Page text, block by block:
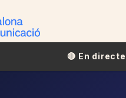
🔴​​ En directe